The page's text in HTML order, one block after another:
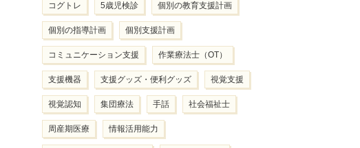
コグトレ 5歳児検診 個別の教育支援計画
個別の指導計画 個別支援計画
コミュニケーション支援 作業療法士（OT）
支援機器 支援グッズ・便利グッズ 視覚支援
視覚認知 集団療法 手話 社会福祉士
周産期医療 情報活用能力